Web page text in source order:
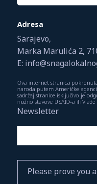
Adresa
Sarajevo,
Marka Marulića 2,
E:
Ova internet stranica
naroda putem Američke
sadržaj stranice isključivo je
nužno stavove USAID-a ili
Newsletter
Please prove you